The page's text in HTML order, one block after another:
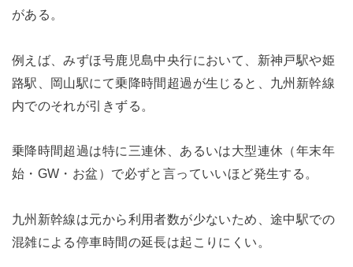
がある。
例えば、みずほ号鹿児島中央行において、新神戸駅や姫
路駅、岡山駅にて乗降時間超過が生じると、九州新幹線
内でのそれが引きずる。
乗降時間超過は特に三連休、あるいは大型連休（年末年
始・GW・お盆）で必ずと言っていいほど発生する。
九州新幹線は元から利用者数が少ないため、途中駅での
混雑による停車時間の延長は起こりにくい。